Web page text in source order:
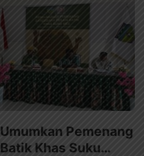
Pemenang
Khas Suku…